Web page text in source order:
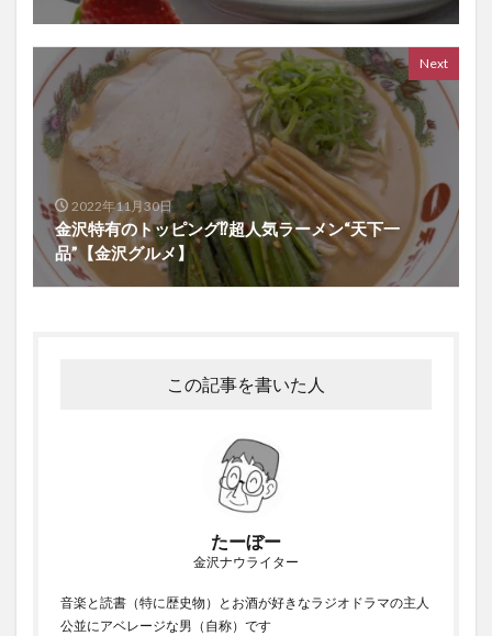
Next
2022年11月30日
金沢特有のトッピング⁉超人気ラーメン“天下一
品”【金沢グルメ】
この記事を書いた人
たーぼー
金沢ナウライター
音楽と読書（特に歴史物）とお酒が好きなラジオドラマの主人
公並にアベレージな男（自称）です